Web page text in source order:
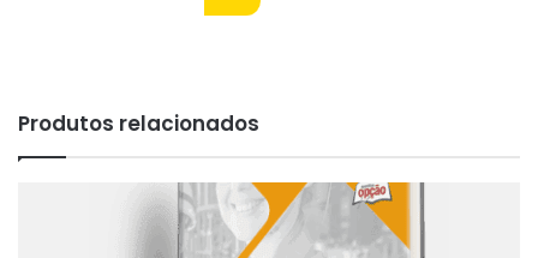
Produtos relacionados